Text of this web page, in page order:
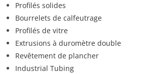
Profilés solides
Bourrelets de calfeutrage
Profilés de vitre
Extrusions à duromètre double
Revêtement de plancher
Industrial Tubing